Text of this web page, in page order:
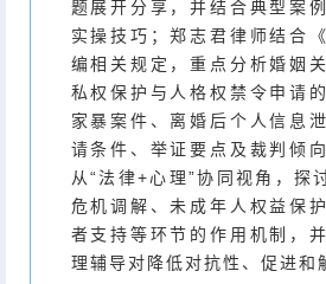
题展开分享，并结合典型案
实操技巧；郑志君律师结合
编相关规定，重点分析婚姻
私权保护与人格权禁令申请
家暴案件、离婚后个人信息
请条件、举证要点及裁判倾
从“法律+心理”协同视角，探
危机调解、未成年人权益保
者支持等环节的作用机制，
理辅导对降低对抗性、促进和